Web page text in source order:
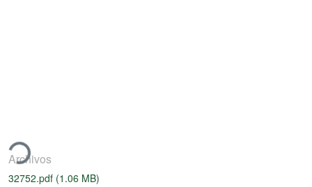
Archivos
32752.pdf (1.06 MB)